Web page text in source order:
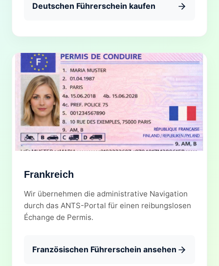
Deutschen Führerschein kaufen
Frankreich
Wir übernehmen die administrative Navigation
durch das ANTS-Portal für einen reibungslosen
Échange de Permis.
Französischen Führerschein ansehen